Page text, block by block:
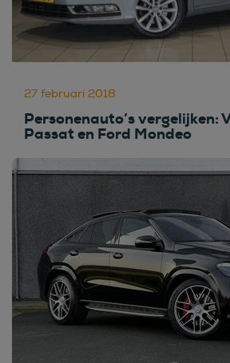
27 februari 2018
Personenauto’s vergelijken:
Passat en Ford Mondeo